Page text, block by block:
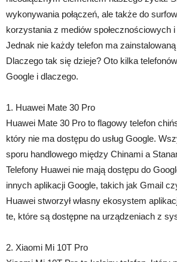
wykonywania połączeń, ale także do
korzystania z mediów społecznościowych
Jednak nie każdy telefon ma
Dlaczego tak się dzieje? Oto kilka
Google i dlaczego.
1. Huawei Mate 30 Pro
Huawei Mate 30 Pro to flagowy telefon
który nie ma dostępu do usług Google.
sporu handlowego między Chinami a
Telefony Huawei nie mają dostępu do
innych aplikacji Google, takich jak Gmail
Huawei stworzył własny ekosystem
te, które są dostępne na urządzeniach z
2. Xiaomi Mi 10T Pro